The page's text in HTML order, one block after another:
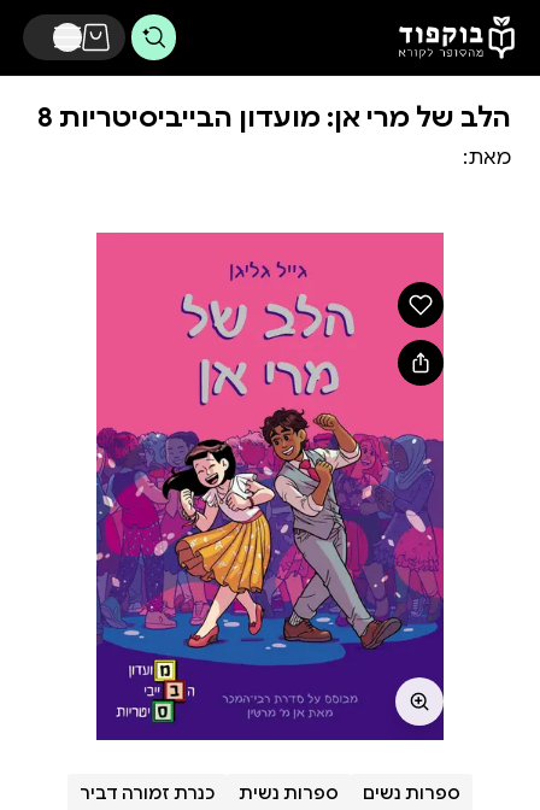
דלג לתוכן הראשי
הלב של מרי אן: מועדון הבייביסיטריות 8
מאת:
ספרות נשים ספרות נשית כנרת זמורה דביר